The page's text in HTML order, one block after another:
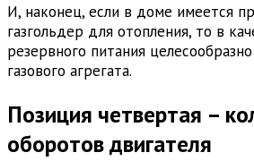
И, наконец, если в доме имеется
газгольдер для отопления, то в
резервного питания
газового агрегата.
Позиция четвертая –
оборотов двигателя